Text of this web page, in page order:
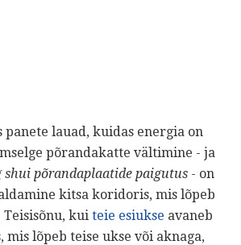
panete lauad, kuidas energia on
põrandakatte vältimine - ja
shui põrandaplaatide paigutus - on
kitsa koridoris, mis lõpeb
Teisisõnu, kui teie esiukse avaneb
mis lõpeb teise ukse või aknaga,